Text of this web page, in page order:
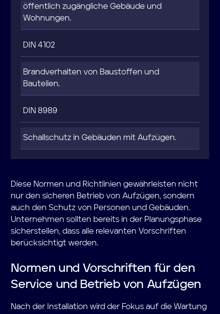
öffentlich zugängliche Gebäude und
Wohnungen.
DIN 4102
Brandverhalten von Baustoffen und
Bauteilen.
DIN 8989
Schallschutz in Gebäuden mit Aufzügen.
Diese Normen und Richtlinien gewährleisten nicht
nur den sicheren Betrieb von Aufzügen, sondern
auch den Schutz von Personen und Gebäuden.
Unternehmen sollten bereits in der Planungsphase
sicherstellen, dass alle relevanten Vorschriften
berücksichtigt werden.
Normen und Vorschriften für den
Service und Betrieb von Aufzügen
Nach der Installation wird der Fokus auf die Wartung